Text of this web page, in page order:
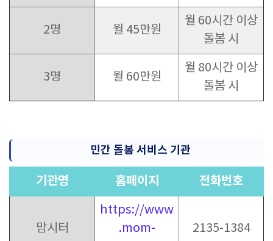
2명 월 45만원
월 60시간 이상
돌봄 시
3명 월 60만원
월 80시간 이상
돌봄 시
민간 돌봄 서비스 기관
기관명 홈페이지 전화번호
맘시터
https://www
.mom-
2135-1384